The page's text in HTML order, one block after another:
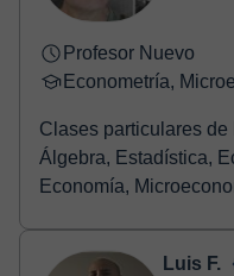
Profesor Nuevo
Econometría,
Clases particulares
Álgebra, Estadística,
Economía,
Luis F.